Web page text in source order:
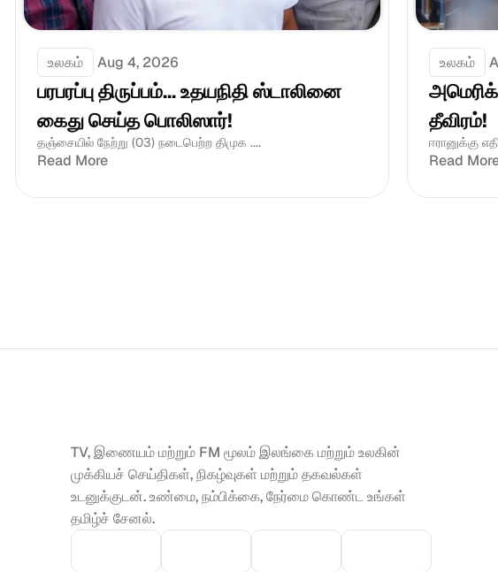
உலகம் Aug 4, 2026
பரபரப்பு திருப்பம்... உதயநிதி ஸ்டாலினை
கைது செய்த பொலிஸார்!
தஞ்சையில் நேற்று (03) நடைபெற்ற திமுக ....
Read More
உலகம்
தீவிரம்!
ஈரானுக்கு
Read
TV, இணையம் மற்றும் FM மூலம் இலங்கை மற்றும் உலகின்
முக்கியச் செய்திகள், நிகழ்வுகள் மற்றும் தகவல்கள்
உடனுக்குடன். உண்மை, நம்பிக்கை, நேர்மை கொண்ட உங்கள்
தமிழ்ச் சேனல்.